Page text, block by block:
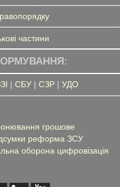
частини
| СБУ| СЗР| УДО
грошове
реформа ЗСУ
оборона цифровізація